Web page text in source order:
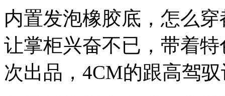
内置发泡橡胶底，怎么
让掌柜兴奋不已，带着
次出品，4CM的跟高驾